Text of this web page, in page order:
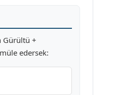
Gürültü +
edersek: